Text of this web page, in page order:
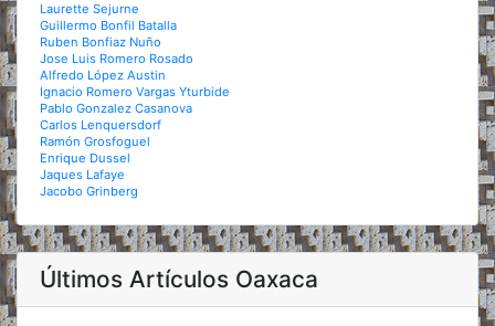
Laurette Sejurne
Guillermo Bonfil Batalla
Ruben Bonfiaz Nuño
Jose Luis Romero Rosado
Alfredo López Austin
Ignacio Romero Vargas Yturbide
Pablo Gonzalez Casanova
Carlos Lenquersdorf
Ramón Grosfoguel
Enrique Dussel
Jaques Lafaye
Jacobo Grinberg
Últimos Artículos Oaxaca